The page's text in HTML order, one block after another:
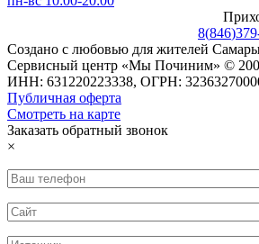
8(846)
Создано с любовью для жителей
Сервисный центр «Мы Починим» ©
ИНН: 631220223338, ОГРН:
Публичная оферта
Смотреть на карте
Заказать обратный звонок
×